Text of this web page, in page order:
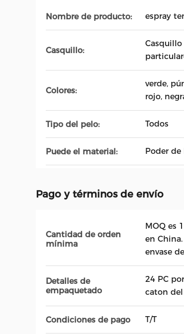
Nombre de producto: espray
Casquillo:
Colores:
verde,
rojo,
Tipo del pelo: Todos
Puede el material: Poder
Pago y términos de envío
Cantidad de orden
mínima
MOQ es
en
envase
Detalles de
empaquetado
24 PC
caton
Condiciones de pago T/T